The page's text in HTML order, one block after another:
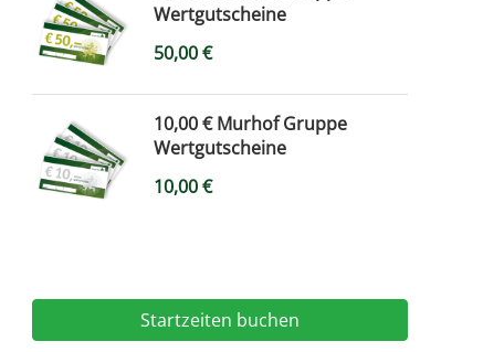
Wertgutscheine
50,00€
10,00 € Murhof Gruppe
Wertgutscheine
10,00€
Startzeiten buchen